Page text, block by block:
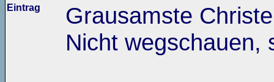
Eintrag
Grausamste
Nicht wegschauen,